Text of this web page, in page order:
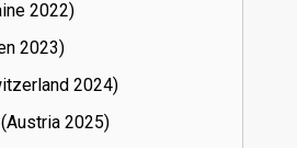
22)
23)
24)
25)